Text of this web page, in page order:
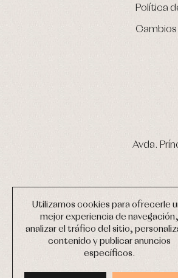
Utilizamos cookies para ofrecerle
mejor experiencia de navegación,
analizar el tráfico del sitio,
contenido y publicar anuncios
específicos.
Política
Avda.